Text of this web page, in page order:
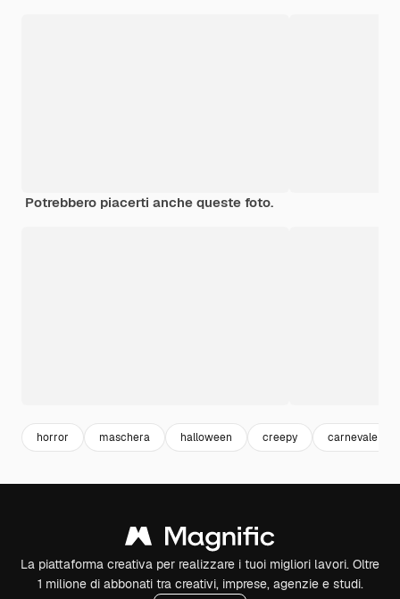
Potrebbero piacerti anche queste foto.
horror maschera halloween creepy carnevale
La piattaforma creativa per realizzare i tuoi migliori lavori. Oltre
1 milione di abbonati tra creativi, imprese, agenzie e studi.